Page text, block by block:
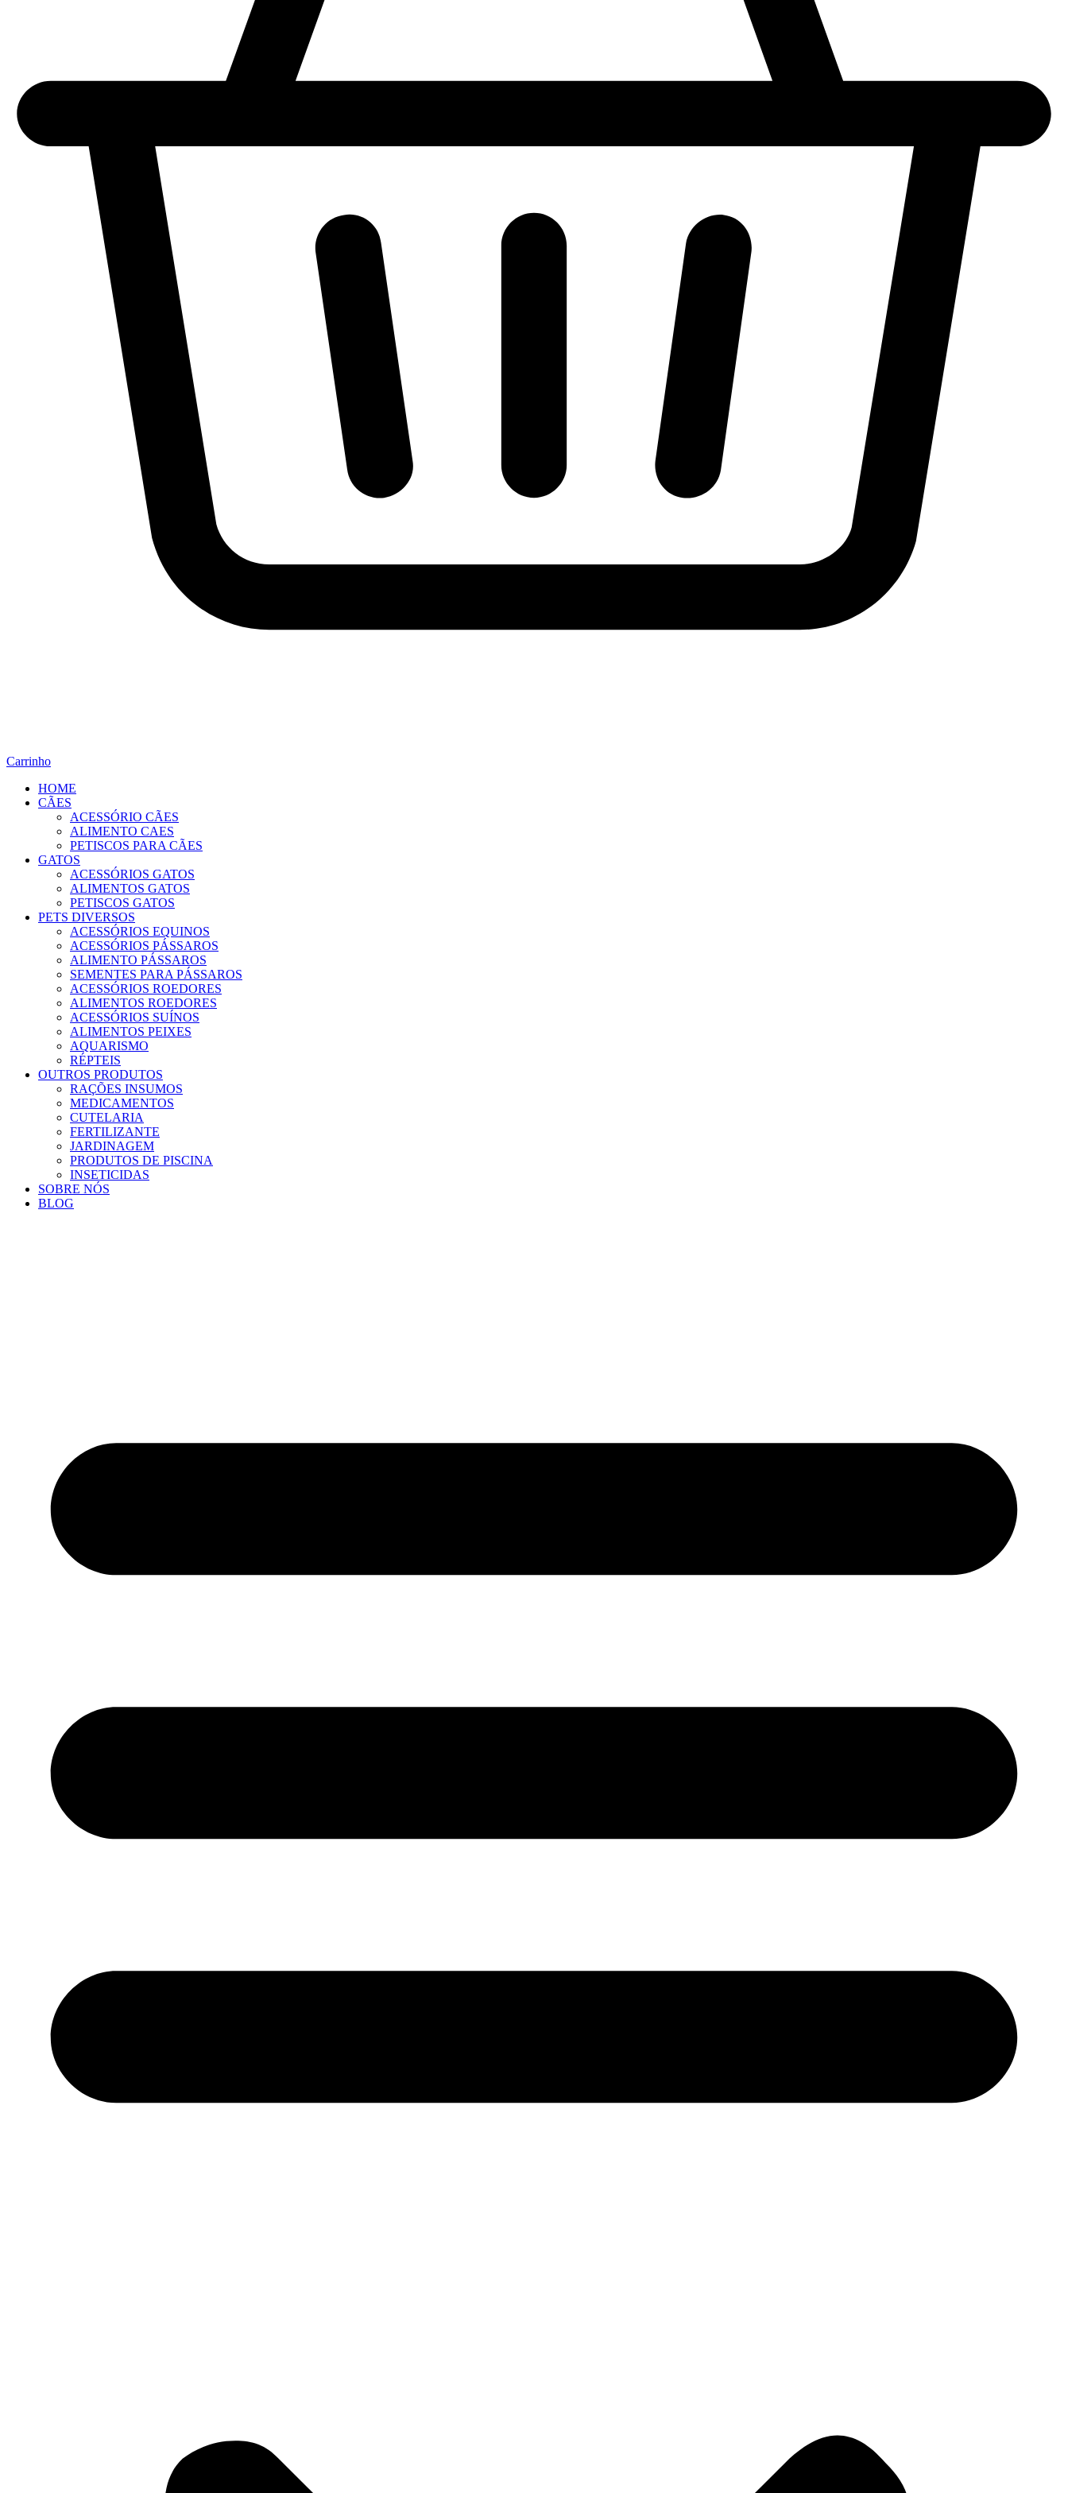
Carrinho
HOME
CÃES
ACESSÓRIO CÃES
ALIMENTO CAES
PETISCOS PARA CÃES
GATOS
ACESSÓRIOS GATOS
ALIMENTOS GATOS
PETISCOS GATOS
PETS DIVERSOS
ACESSÓRIOS EQUINOS
ACESSÓRIOS PÁSSAROS
ALIMENTO PÁSSAROS
SEMENTES PARA PÁSSAROS
ACESSÓRIOS ROEDORES
ALIMENTOS ROEDORES
ACESSÓRIOS SUÍNOS
ALIMENTOS PEIXES
AQUARISMO
RÉPTEIS
OUTROS PRODUTOS
RAÇÕES INSUMOS
MEDICAMENTOS
CUTELARIA
FERTILIZANTE
JARDINAGEM
PRODUTOS DE PISCINA
INSETICIDAS
SOBRE NÓS
BLOG